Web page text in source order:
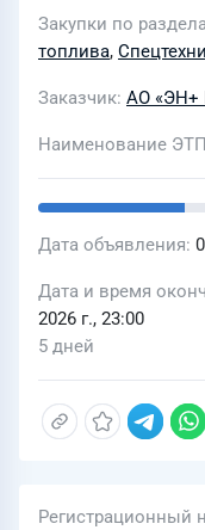
филиалов
Закупки по
топлива,
Заказчик АО «ЭН+
Наименование ЭТП
Дата объявления
Дата и время
2026 г., 23:00
5 дней
Регистрационный